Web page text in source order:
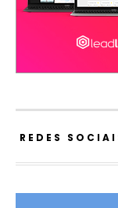
REDES